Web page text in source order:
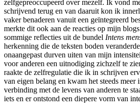
zelfgepreoccupeerd over mezelf. Ik vond
schrijvend terug en van daaruit kon ik
vaker benaderen vanuit een geïntegreerd
merkte dit ook aan de reacties op mijn
sommige reflecties uit de bundel Intens
herkenning die de teksten boden
onaangepast durven uiten van mijn
voor anderen een uitnodiging zichzelf te
raakte de zelfregulatie die ik in schrijven
van eigen belang en kwam het steeds meer
verbinding met de levens van anderen te
iets en er ontstond een diepere vorm van